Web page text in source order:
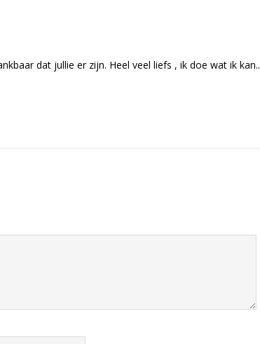
dat jullie er zijn. Heel veel liefs , ik doe wat ik kan..